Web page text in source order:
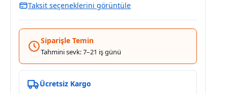
Taksit seçeneklerini görüntüle
Siparişle Temin
Tahmini sevk: 7–21 iş günü
Ücretsiz Kargo